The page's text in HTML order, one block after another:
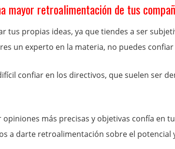
mayor retroalimentación de tus
tus propias ideas, ya que tiendes a ser
un experto en la materia, no puedes
confiar en los directivos, que suelen ser
opiniones más precisas y objetivas confía en
a darte retroalimentación sobre el potencial